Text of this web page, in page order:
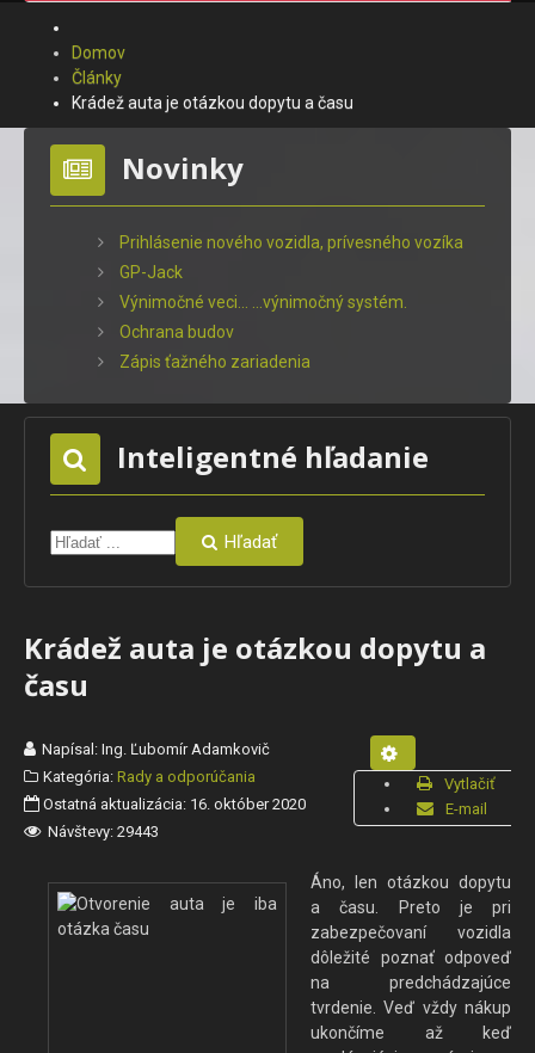
Domov
Články
Krádež auta je otázkou dopytu a času
Novinky
Prihlásenie nového vozidla, prívesného vozíka
GP-Jack
Výnimočné veci... ...výnimočný systém.
Ochrana budov
Zápis ťažného zariadenia
Inteligentné hľadanie
Hľadať
Krádež auta je otázkou dopytu a
času
Vytlačiť
E-mail
Napísal:Ing. Ľubomír Adamkovič
Kategória: Rady a odporúčania
Ostatná aktualizácia: 16. október 2020
Návštevy: 29443
Áno, len otázkou dopytu
a času. Preto je pri
zabezpečovaní vozidla
dôležité poznať odpoveď
na predchádzajúce
tvrdenie. Veď vždy nákup
ukončíme až keď